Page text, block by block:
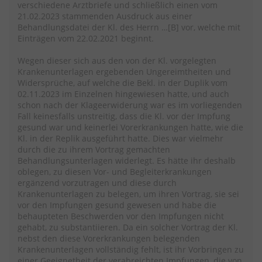
verschiedene Arztbriefe und schließlich einen vom
21.02.2023 stammenden Ausdruck aus einer
Behandlungsdatei der Kl. des Herrn …[B] vor, welche mit
Einträgen vom 22.02.2021 beginnt.
Wegen dieser sich aus den von der Kl. vorgelegten
Krankenunterlagen ergebenden Ungereimtheiten und
Widersprüche, auf welche die Bekl. in der Duplik vom
02.11.2023 im Einzelnen hingewiesen hatte, und auch
schon nach der Klageerwiderung war es im vorliegenden
Fall keinesfalls unstreitig, dass die Kl. vor der Impfung
gesund war und keinerlei Vorerkrankungen hatte, wie die
Kl. in der Replik ausgeführt hatte. Dies war vielmehr
durch die zu ihrem Vortrag gemachten
Behandlungsunterlagen widerlegt. Es hätte ihr deshalb
oblegen, zu diesen Vor- und Begleiterkrankungen
ergänzend vorzutragen und diese durch
Krankenunterlagen zu belegen, um ihren Vortrag, sie sei
vor den Impfungen gesund gewesen und habe die
behaupteten Beschwerden vor den Impfungen nicht
gehabt, zu substantiieren. Da ein solcher Vortrag der Kl.
nebst den diese Vorerkrankungen belegenden
Krankenunterlagen vollständig fehlt, ist ihr Vorbringen zu